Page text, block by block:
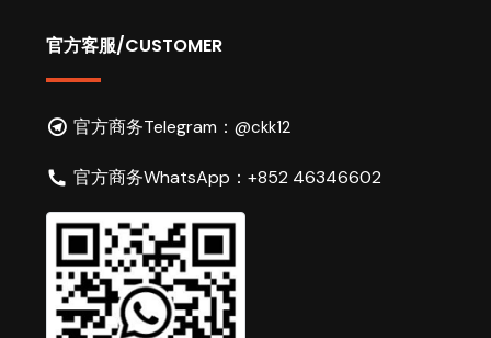
官方客服/CUSTOMER
官方商务Telegram： @ckk12
官方商务WhatsApp： +852 46346602